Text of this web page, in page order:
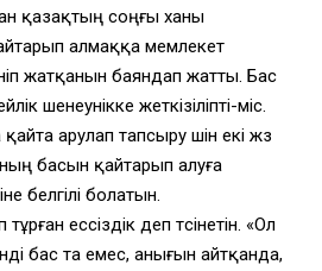
қазақтың соңғы ханы
алмаққа мемлекет
жатқанын баяндап жатты. Бас
шенеунікке жеткізіліпті-міс.
арулап тапсыру үшін екі жүз
басын қайтарып алуға
белгілі болатын.
ессіздік деп түсінетін. «Ол
бас та емес, анығын айтқанда,